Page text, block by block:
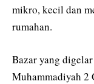
mikro, kecil dan
rumahan.
Bazar yang
Muhammadiyah 2